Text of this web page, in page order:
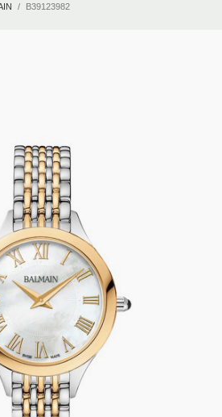
B39123982